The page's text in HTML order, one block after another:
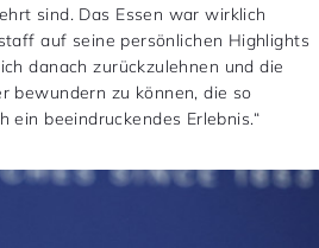
sind. Das Essen war wirklich
auf seine persönlichen Highlights
danach zurückzulehnen und die
bewundern zu können, die so
beeindruckendes Erlebnis.“